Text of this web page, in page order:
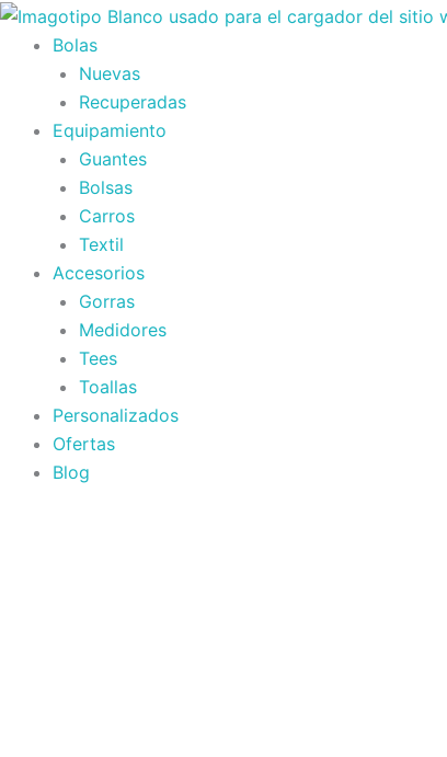
Ir
contenido
Bolas
Nuevas
Recuperadas
Equipamiento
Guantes
Bolsas
Carros
Textil
Accesorios
Gorras
Medidores
Tees
Toallas
Personalizados
Ofertas
Blog